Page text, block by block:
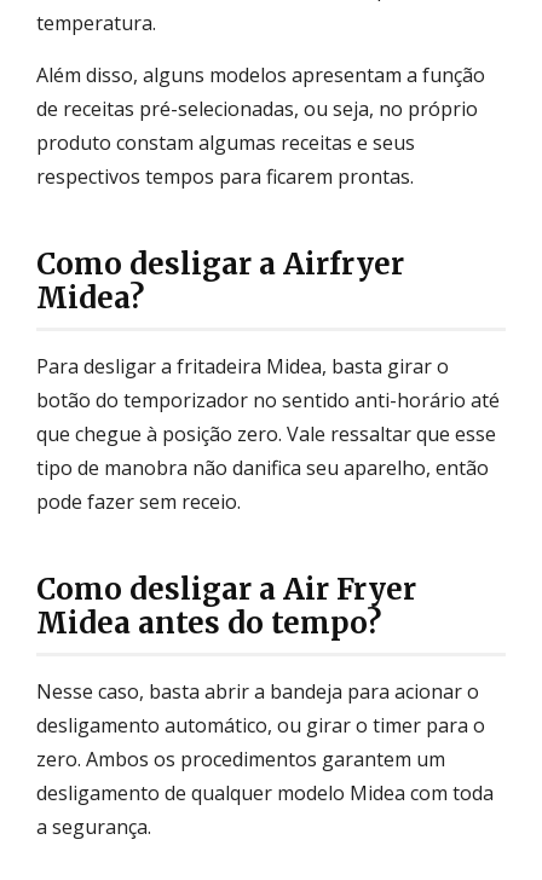
temperatura.
Além disso, alguns modelos apresentam a função
de receitas pré-selecionadas, ou seja, no próprio
produto constam algumas receitas e seus
respectivos tempos para ficarem prontas.
Como desligar a Airfryer
Midea?
Para desligar a fritadeira Midea, basta girar o
botão do temporizador no sentido anti-horário até
que chegue à posição zero. Vale ressaltar que esse
tipo de manobra não danifica seu aparelho, então
pode fazer sem receio.
Como desligar a Air Fryer
Midea antes do tempo?
Nesse caso, basta abrir a bandeja para acionar o
desligamento automático, ou girar o timer para o
zero. Ambos os procedimentos garantem um
desligamento de qualquer modelo Midea com toda
a segurança.